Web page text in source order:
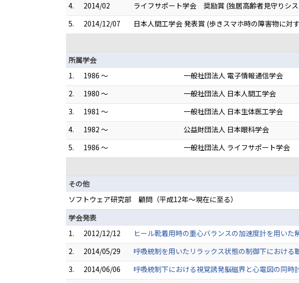
4.
2014/02
ライフサポート学会 奨励賞 (独居高齢者見守りシ
5.
2014/12/07
日本人間工学会 発表賞 (歩きスマホ時の障害物に
所属学会
1.
1986 ～
一般社団法人 電子情報通信学会
2.
1980 ～
一般社団法人 日本人間工学会
3.
1981 ～
一般社団法人 日本生体医工学会
4.
1982 ～
公益財団法人 日本眼科学会
5.
1986 ～
一般社団法人 ライフサポート学会
その他
ソフトウェア研究部 顧問（平成12年～現在に至る）
学会発表
1.
2012/12/12
ヒール靴着用時の重心バランスの加速度計を用い
2.
2014/05/29
呼吸統制を用いたリラックス状態の制御下におけ
3.
2014/06/06
呼吸統制下における視覚誘発脳磁界と心電図の同時